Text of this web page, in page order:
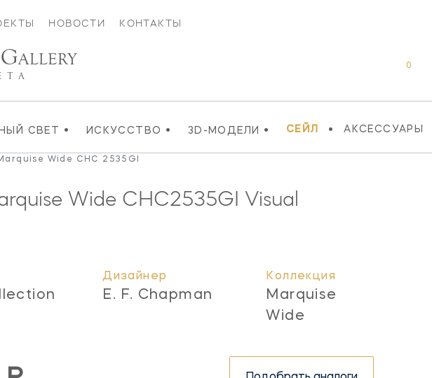
НОВОСТИ КОНТАКТЫ
СВЕТ • ИСКУССТВО • 3D-МОДЕЛИ • СЕЙЛ • АКСЕССУАРЫ
0
GALLERY
Wide CHC 2535GI
Wide CHC2535GI Visual
Дизайнер
E. F. Chapman
Коллекция
Marquise
Wide